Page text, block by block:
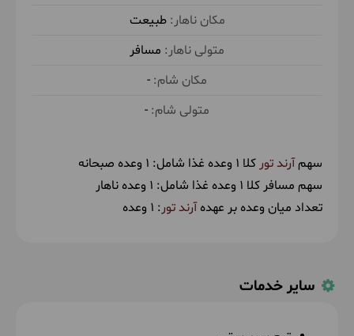
طبیعت
مسافر
-
-
سهمآرند تور کلا 1 وعده غذا شامل:
1 وعده صبحانه
سهم مسافر کلا 1 وعده غذا شامل:
1 وعده ناهار
تعداد میان وعده بر عهدهآرند تور: 1 وعده
سایر خدمات